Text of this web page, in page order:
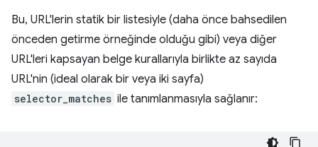
Bu, URL'lerin statik bir listesiyle (daha önce bahsedilen
önceden getirme örneğinde olduğu gibi) veya diğer
URL'leri kapsayan belge kurallarıyla birlikte az sayıda
URL'nin (ideal olarak bir veya iki sayfa)
selector_matches ile tanımlanmasıyla sağlanır: